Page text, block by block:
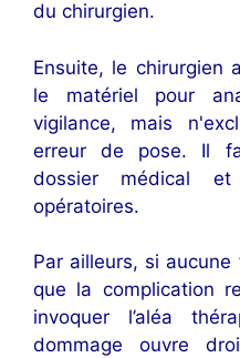
du chirurgien.
Ensuite, le chirurgien
le matériel pour
vigilance, mais
erreur de pose. Il
dossier médical
opératoires.
Par ailleurs, si aucune
que la complication
invoquer l’aléa
dommage ouvre